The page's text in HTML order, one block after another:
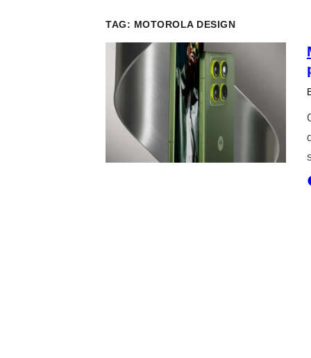
TAG: MOTOROLA DESIGN